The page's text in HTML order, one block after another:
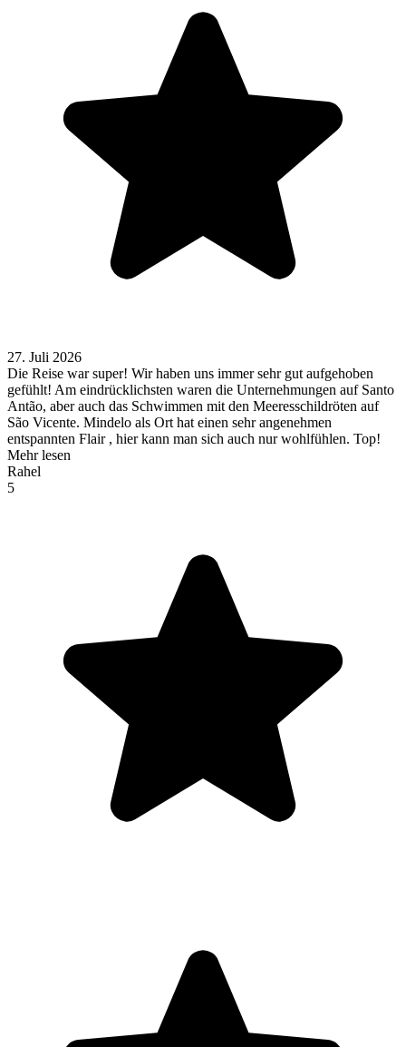
27. Juli 2026
Die Reise war super! Wir haben uns immer sehr gut aufgehoben
gefühlt! Am eindrücklichsten waren die Unternehmungen auf Santo
Antão, aber auch das Schwimmen mit den Meeresschildröten auf
São Vicente. Mindelo als Ort hat einen sehr angenehmen
entspannten Flair , hier kann man sich auch nur wohlfühlen. Top!
Mehr lesen
Rahel
5